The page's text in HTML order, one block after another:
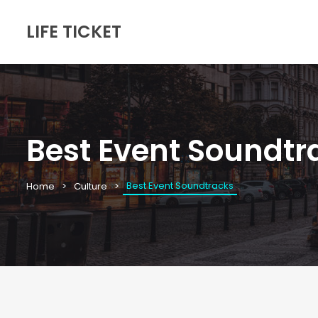
LIFE TICKET
Best Event
Home Culture Best Event Soundtracks